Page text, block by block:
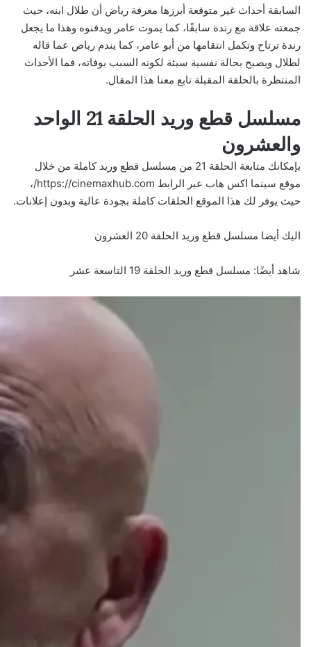
السابقة أحداث غير متوقعة أبرزها معرفة رياض أن طلال ابنه، حيث
جمعته علاقة مع رندة سابقًا، كما يموت عامر ويدفنوه وهذا ما يجعل
رندة ترتاح وتكمل انتقامها من أبو عامر، كما يندم رياض عما قاله
لطلال ويصبح بحالة نفسية سيئة لكونه السبب بوفاته، فما الأحداث
المنتظرة بالحلقة المقبلة تابع معنا هذا المقال.
مسلسل قطع وريد الحلقة 21 الواحد
والعشرون
بإمكانك متابعة الحلقة 21 من مسلسل قطع وريد كاملة من خلال
موقع سينما اكس هاب عبر الرابط https://cinemaxhub.com/ ،
حيث يوفر لك هذا الموقع الحلقات كاملة بجودة عالية وبدون إعلانات.
اليك أيضا مسلسل قطع وريد الحلقة 20 العشرون
شاهد أيضًا: مسلسل قطع وريد الحلقة 19 التاسعة عشر